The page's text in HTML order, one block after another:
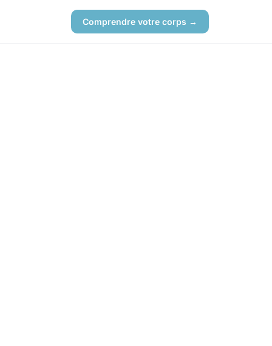
Comprendre votre corps →